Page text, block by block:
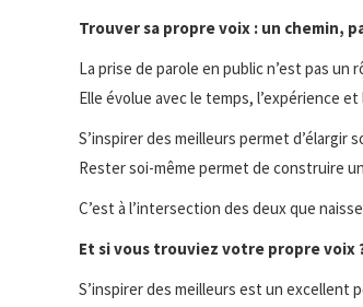
Trouver sa propre voix : un chemin,
La prise de parole en public n’est pas un
Elle évolue avec le temps, l’expérience
S’inspirer des meilleurs permet d’élargir
Rester soi-même permet de construire
C’est à l’intersection des deux que
Et si vous trouviez votre propre voix
S’inspirer des meilleurs est un excellent